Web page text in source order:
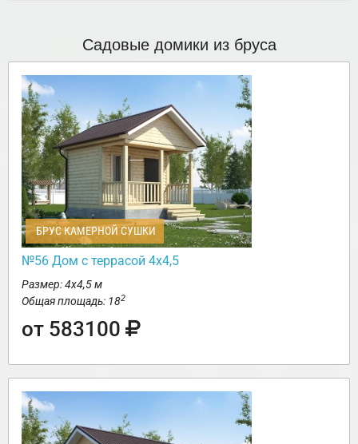
Садовые домики из бруса
БРУС КАМЕРНОЙ СУШКИ
№56 Дом с террасой 4х4,5
Размер: 4х4,5 м
Общая площадь: 182
от 583100